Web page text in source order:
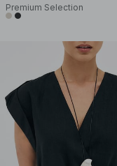
Premium Selection